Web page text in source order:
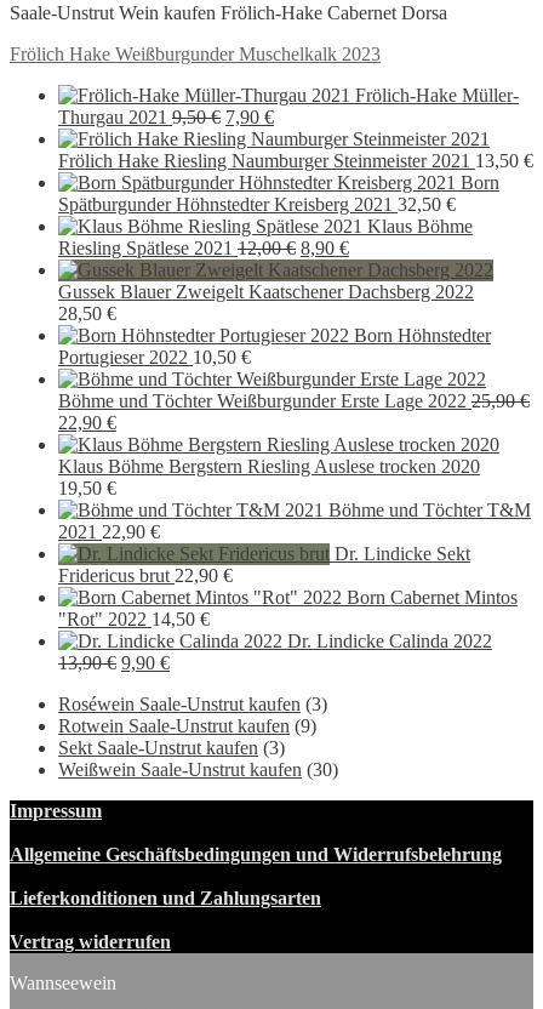
Saale-Unstrut Wein kaufen Frölich-Hake Cabernet Dorsa
Beitragsnavigation
Vorheriger
Frölich Hake Weißburgunder Muschelkalk 2023
Frölich-Hake Müller-
Thurgau 2021 9,50€ Ursprünglicher
Preis
war:
9,50 €
7,90 €Aktueller
Preis
ist:
7,90 €.
Frölich Hake Riesling Naumburger Steinmeister 2021 13,50 €
Born
Spätburgunder Höhnstedter Kreisberg 2021 32,50 €
Klaus Böhme
Riesling Spätlese 2021 12,00€ Ursprünglicher
Preis
war:
8,90 €Aktueller
Preis
ist:
Gussek Blauer Zweigelt Kaatschener Dachsberg 2022
28,50 €
Born Höhnstedter
Portugieser 2022 10,50 €
Böhme und Töchter Weißburgunder Erste Lage 2022 25,90€
Ursprünglicher
Preis
war:
25,90 €
22,90 €Aktueller
Preis
ist:
22,90 €.
Klaus Böhme Bergstern Riesling Auslese trocken 2020
19,50 €
Böhme und Töchter T&M
2021 22,90 €
Dr. Lindicke Sekt
Fridericus brut 22,90 €
Born Cabernet Mintos
"Rot" 2022 14,50 €
Dr. Lindicke Calinda 2022
13,90€ Ursprünglicher
war:
13,90 €
9,90 €Aktueller
ist:
9,90 €.
Roséwein Saale-Unstrut kaufen (3)
Rotwein Saale-Unstrut kaufen (9)
Sekt Saale-Unstrut kaufen (3)
Weißwein Saale-Unstrut kaufen (30)
Impressum
Allgemeine Geschäftsbedingungen und Widerrufsbelehrung
Lieferkonditionen und Zahlungsarten
Vertrag widerrufen
Wannseewein